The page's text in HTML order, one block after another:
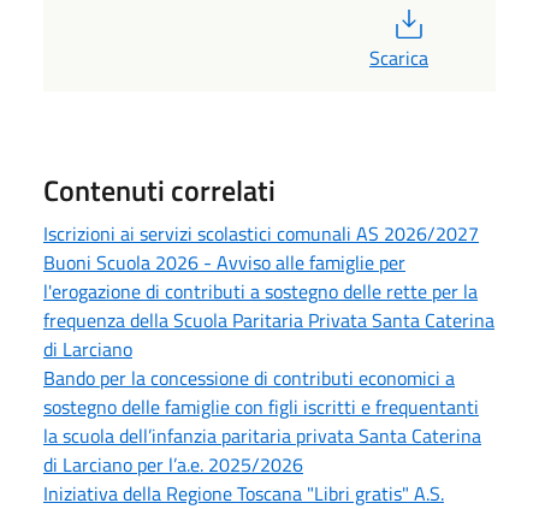
Scarica
Contenuti correlati
Iscrizioni ai servizi scolastici comunali AS 2026/2027
Buoni Scuola 2026 - Avviso alle famiglie per
l'erogazione di contributi a sostegno delle rette per la
frequenza della Scuola Paritaria Privata Santa Caterina
di Larciano
Bando per la concessione di contributi economici a
sostegno delle famiglie con figli iscritti e frequentanti
la scuola dell’infanzia paritaria privata Santa Caterina
di Larciano per l’a.e. 2025/2026
Iniziativa della Regione Toscana "Libri gratis" A.S.